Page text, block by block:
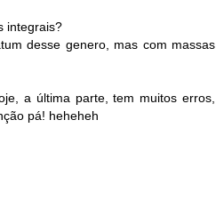
integrais?
desse genero, mas com massas
a última parte, tem muitos erros,
pá! heheheh